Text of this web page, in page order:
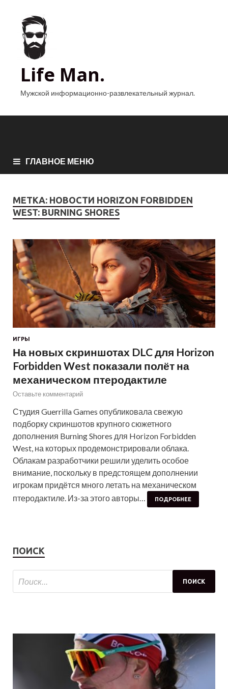
Life Man.
Мужской информационно-развлекательный журнал.
ГЛАВНОЕ МЕНЮ
МЕТКА: НОВОСТИ HORIZON FORBIDDEN
WEST: BURNING SHORES
ИГРЫ
На новых скриншотах DLC для Horizon
Forbidden West показали полёт на
механическом птеродактиле
Оставьте комментарий
Студия Guerrilla Games опубликовала свежую
подборку скриншотов крупного сюжетного
дополнения Burning Shores для Horizon Forbidden
West, на которых продемонстрировали облака.
Облакам разработчики решили уделить особое
внимание, поскольку в предстоящем дополнении
игрокам придётся много летать на механическом
птеродактиле. Из-за этого авторы…
ПОДРОБНЕЕ
ПОИСК